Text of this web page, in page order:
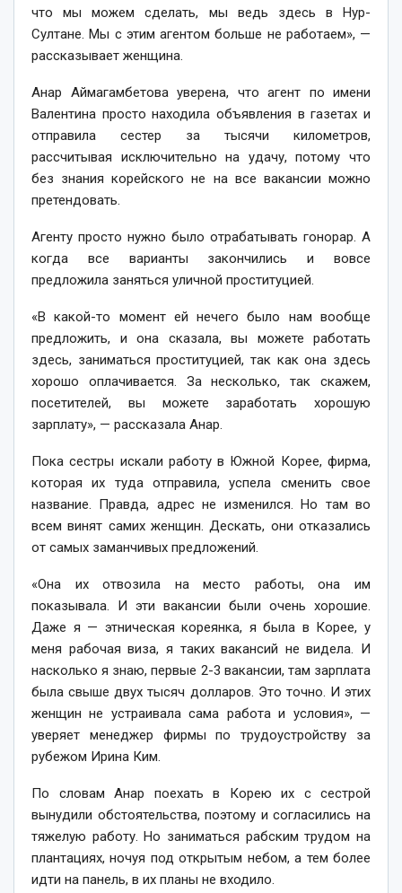
что мы можем сделать, мы ведь здесь в Нур-
Султане. Мы с этим агентом больше не работаем», —
рассказывает женщина.
Анар Аймагамбетова уверена, что агент по имени
Валентина просто находила объявления в газетах и
отправила сестер за тысячи километров,
рассчитывая исключительно на удачу, потому что
без знания корейского не на все вакансии можно
претендовать.
Агенту просто нужно было отрабатывать гонорар. А
когда все варианты закончились и вовсе
предложила заняться уличной проституцией.
«В какой-то момент ей нечего было нам вообще
предложить, и она сказала, вы можете работать
здесь, заниматься проституцией, так как она здесь
хорошо оплачивается. За несколько, так скажем,
посетителей, вы можете заработать хорошую
зарплату», — рассказала Анар.
Пока сестры искали работу в Южной Корее, фирма,
которая их туда отправила, успела сменить свое
название. Правда, адрес не изменился. Но там во
всем винят самих женщин. Дескать, они отказались
от самых заманчивых предложений.
«Она их отвозила на место работы, она им
показывала. И эти вакансии были очень хорошие.
Даже я — этническая кореянка, я была в Корее, у
меня рабочая виза, я таких вакансий не видела. И
насколько я знаю, первые 2-3 вакансии, там зарплата
была свыше двух тысяч долларов. Это точно. И этих
женщин не устраивала сама работа и условия», —
уверяет менеджер фирмы по трудоустройству за
рубежом Ирина Ким.
По словам Анар поехать в Корею их с сестрой
вынудили обстоятельства, поэтому и согласились на
тяжелую работу. Но заниматься рабским трудом на
плантациях, ночуя под открытым небом, а тем более
идти на панель, в их планы не входило.